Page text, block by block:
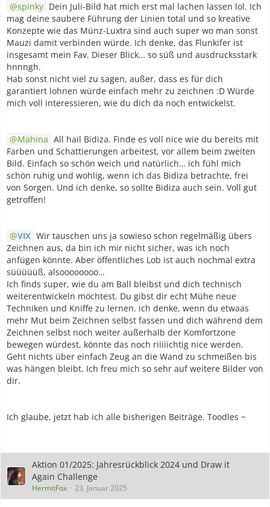
spinky Dein Juli-Bild hat mich erst mal lachen lassen lol. Ich
mag deine saubere Führung der Linien total und so kreative
Konzepte wie das Münz-Luxtra sind auch super wo man sonst
Mauzi damit verbinden würde. Ich denke, das Flunkifer ist
insgesamt mein Fav. Dieser Blick… so süß und ausdrucksstark
hnnngh.
Hab sonst nicht viel zu sagen, außer, dass es für dich
garantiert lohnen würde einfach mehr zu zeichnen :D Würde
mich voll interessieren, wie du dich da noch entwickelst.
Mahina All hail Bidiza. Finde es voll nice wie du bereits mit
Farben und Schattierungen arbeitest, vor allem beim zweiten
Bild. Einfach so schön weich und natürlich… ich fühl mich
schön ruhig und wohlig, wenn ich das Bidiza betrachte, frei
von Sorgen. Und ich denke, so sollte Bidiza auch sein. Voll gut
getroffen!
VIX Wir tauschen uns ja sowieso schon regelmäßig übers
Zeichnen aus, da bin ich mir nicht sicher, was ich noch
anfügen könnte. Aber öffentliches Lob ist auch nochmal extra
süüüüüß, alsoooooooo…
Ich finds super, wie du am Ball bleibst und dich technisch
weiterentwickeln möchtest. Du gibst dir echt Mühe neue
Techniken und Kniffe zu lernen. ich denke, wenn du etwaas
mehr Mut beim Zeichnen selbst fassen und dich während dem
Zeichnen selbst noch weiter außerhalb der Komfortzone
bewegen würdest, könnte das noch riiiiichtig nice werden.
Geht nichts über einfach Zeug an die Wand zu schmeißen bis
was hängen bleibt. Ich freu mich so sehr auf weitere Bilder von
dir.
Ich glaube, jetzt hab ich alle bisherigen Beiträge. Toodles ~
Aktion 01/2025: Jahresrückblick 2024 und Draw it
Again Challenge
HermitFox 23. Januar 2025